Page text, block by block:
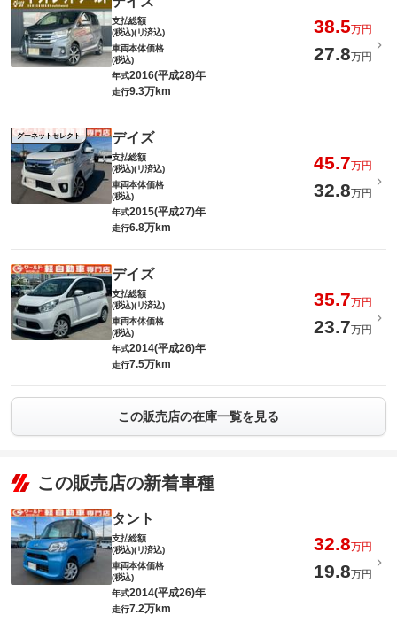
支払総額
(税込)(リ済込)
38.5万円
車両本体価格
(税込)
27.8万円
年式2016(平成28)年
走行9.3万km
グーネットセレクト デイズ
支払総額
(税込)(リ済込)
45.7万円
車両本体価格
(税込)
32.8万円
年式2015(平成27)年
走行6.8万km
デイズ
支払総額
(税込)(リ済込)
35.7万円
車両本体価格
(税込)
23.7万円
年式2014(平成26)年
走行7.5万km
この販売店の在庫一覧を見る
この販売店の新着車種
タント
支払総額
(税込)(リ済込)
32.8万円
車両本体価格
(税込)
19.8万円
年式2014(平成26)年
走行7.2万km